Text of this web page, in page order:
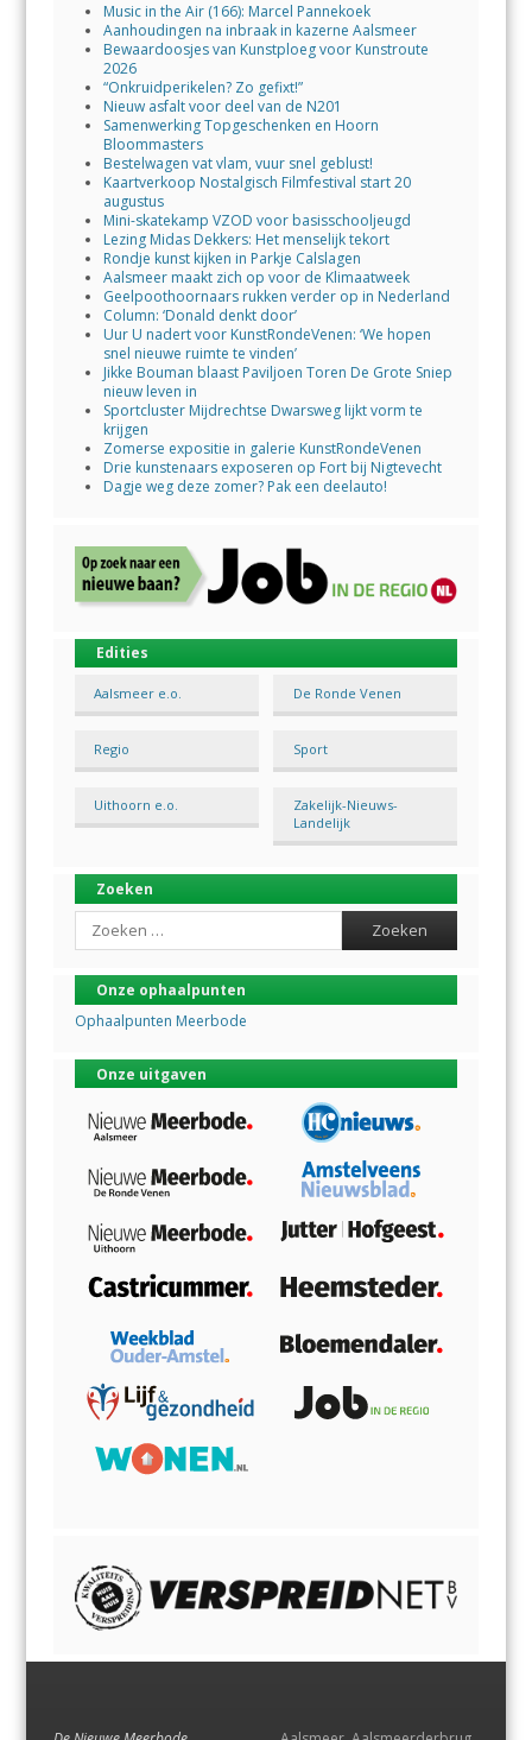
Music in the Air (166): Marcel Pannekoek
Aanhoudingen na inbraak in kazerne Aalsmeer
Bewaardoosjes van Kunstploeg voor Kunstroute
2026
“Onkruidperikelen? Zo gefixt!”
Nieuw asfalt voor deel van de N201
Samenwerking Topgeschenken en Hoorn
Bloommasters
Bestelwagen vat vlam, vuur snel geblust!
Kaartverkoop Nostalgisch Filmfestival start 20
augustus
Mini-skatekamp VZOD voor basisschooljeugd
Lezing Midas Dekkers: Het menselijk tekort
Rondje kunst kijken in Parkje Calslagen
Aalsmeer maakt zich op voor de Klimaatweek
Geelpoothoornaars rukken verder op in Nederland
Column: ‘Donald denkt door’
Uur U nadert voor KunstRondeVenen: ‘We hopen
snel nieuwe ruimte te vinden’
Jikke Bouman blaast Paviljoen Toren De Grote Sniep
nieuw leven in
Sportcluster Mijdrechtse Dwarsweg lijkt vorm te
krijgen
Zomerse expositie in galerie KunstRondeVenen
Drie kunstenaars exposeren op Fort bij Nigtevecht
Dagje weg deze zomer? Pak een deelauto!
Edities
Aalsmeer e.o. De Ronde Venen
Regio Sport
Uithoorn e.o.
Zakelijk-Nieuws-
Landelijk
Zoeken
Search
Onze ophaalpunten
Ophaalpunten Meerbode
Onze uitgaven